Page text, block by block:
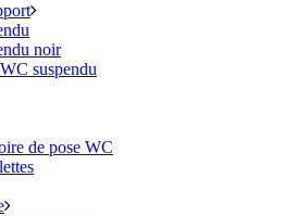
noir
suspendu
de pose WC